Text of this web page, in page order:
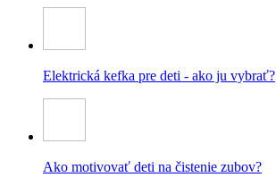
Elektrická kefka pre deti - ako ju vybrať?
Ako motivovať deti na čistenie zubov?